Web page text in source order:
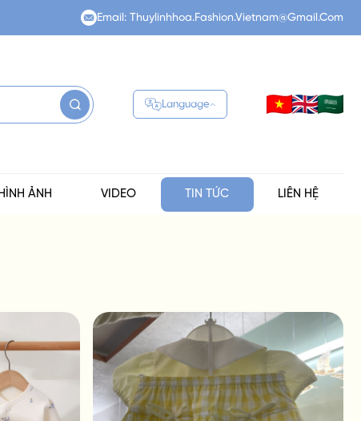
Email: Thuylinhhoa.fashion.vietnam@gmail.com
Language
HÌNH ẢNH VIDEO TIN TỨC LIÊN HỆ